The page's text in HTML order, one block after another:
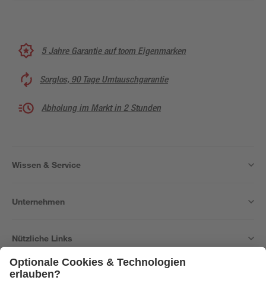
5 Jahre Garantie auf toom Eigenmarken
Sorglos, 90 Tage Umtauschgarantie
Abholung im Markt in 2 Stunden
Wissen & Service
Unternehmen
Nützliche Links